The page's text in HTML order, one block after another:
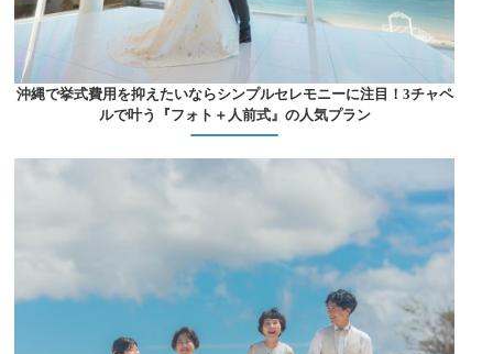
沖縄で挙式費用を抑えたいならシンプルセレモニーに注目！3チャペ
ルで叶う『フォト＋人前式』の人気プラン